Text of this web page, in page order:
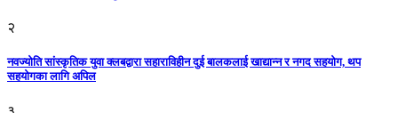
२
नवज्योति सांस्कृतिक युवा क्लबद्वारा सहाराविहीन दुई बालकलाई खाद्यान्न र नगद सहयोग, थप
सहयोगका लागि अपिल